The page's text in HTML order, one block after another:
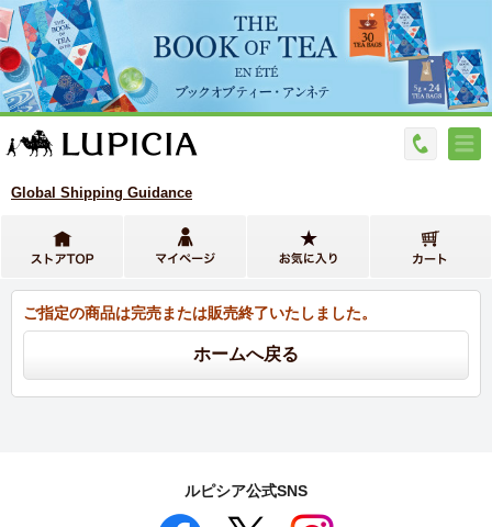
Global Shipping Guidance
ご指定の商品は完売または販売終了いたしました。
ルピシア公式SNS